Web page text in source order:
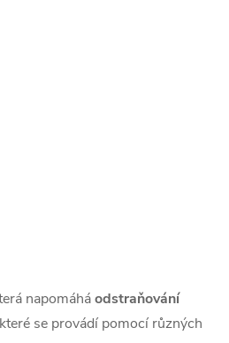
napomáháodstraňování
se provádí pomocí různých